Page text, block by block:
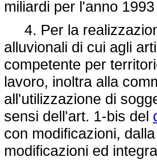
miliardi per l'anno
4. Per la
alluvionali di cui agli
competente per
lavoro, inoltra alla
all'utilizzazione di
sensi dell'art. 1-bis del
con modificazioni, dalla
modificazioni ed